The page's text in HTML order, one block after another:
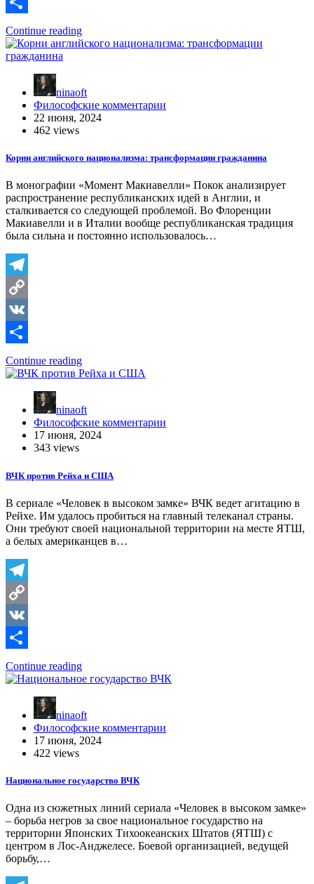
Отправить
Continue reading
ninaoft
Философские комментарии
22 июня, 2024
462 views
Корни английского национализма: трансформации гражданина
В монографии «Момент Макиавелли» Покок анализирует
распространение республиканских идей в Англии, и
сталкивается со следующей проблемой. Во Флоренции
Макиавелли и в Италии вообще республиканская традиция
была сильна и постоянно использовалось…
Telegram
Copy
Link
VK
Отправить
Continue reading
ninaoft
Философские комментарии
17 июня, 2024
343 views
ВЧК против Рейха и США
В сериале «Человек в высоком замке» ВЧК ведет агитацию в
Рейхе. Им удалось пробиться на главный телеканал страны.
Они требуют своей национальной территории на месте ЯТШ,
а белых американцев в…
Telegram
Copy
Link
VK
Отправить
Continue reading
ninaoft
Философские комментарии
17 июня, 2024
422 views
Национальное государство ВЧК
Одна из сюжетных линий сериала «Человек в высоком замке»
– борьба негров за свое национальное государство на
территории Японских Тихоокеанских Штатов (ЯТШ) с
центром в Лос-Анджелесе. Боевой организацией, ведущей
борьбу,…